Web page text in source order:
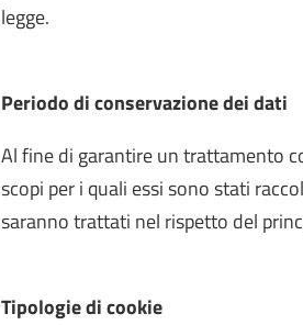
legge.
Periodo di conservazione dei dati
Al fine di garantire un trattamento
scopi per i quali essi sono stati
saranno trattati nel rispetto del
Tipologie di cookie